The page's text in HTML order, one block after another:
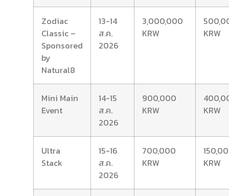
Zodiac
Classic –
Sponsored
by
Natural8
13-14
ส.ค.
2026
3,000,000
KRW
KRW
Mini Main
Event
14-15
ส.ค.
2026
900,000
KRW
KRW
Ultra
Stack
15-16
ส.ค.
2026
700,000
KRW
KRW